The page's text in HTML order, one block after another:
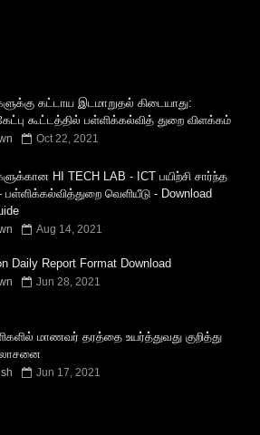
கட்டாய இடமாறுதல் கிடையாது:
கூட்டத்தில் பள்ளிக்கல்வித் துறை விளக்கம்
Oct 22, 2021
HI TECH LAB - ICT பயிற்சி சார்ந்த
பள்ளிக்கல்வித்துறை வெளியீடு - Download
Aug 14, 2021
Daily Report Format Download
Jun 28, 2021
மாணவர் தரத்தை உயர்த்துவது குறித்து
Jun 17, 2021